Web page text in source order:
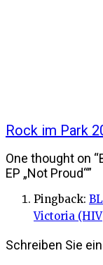
Rock im Park
One thought on “
EP „Not Proud“”
Pingback:
Victoria
Schreiben Sie